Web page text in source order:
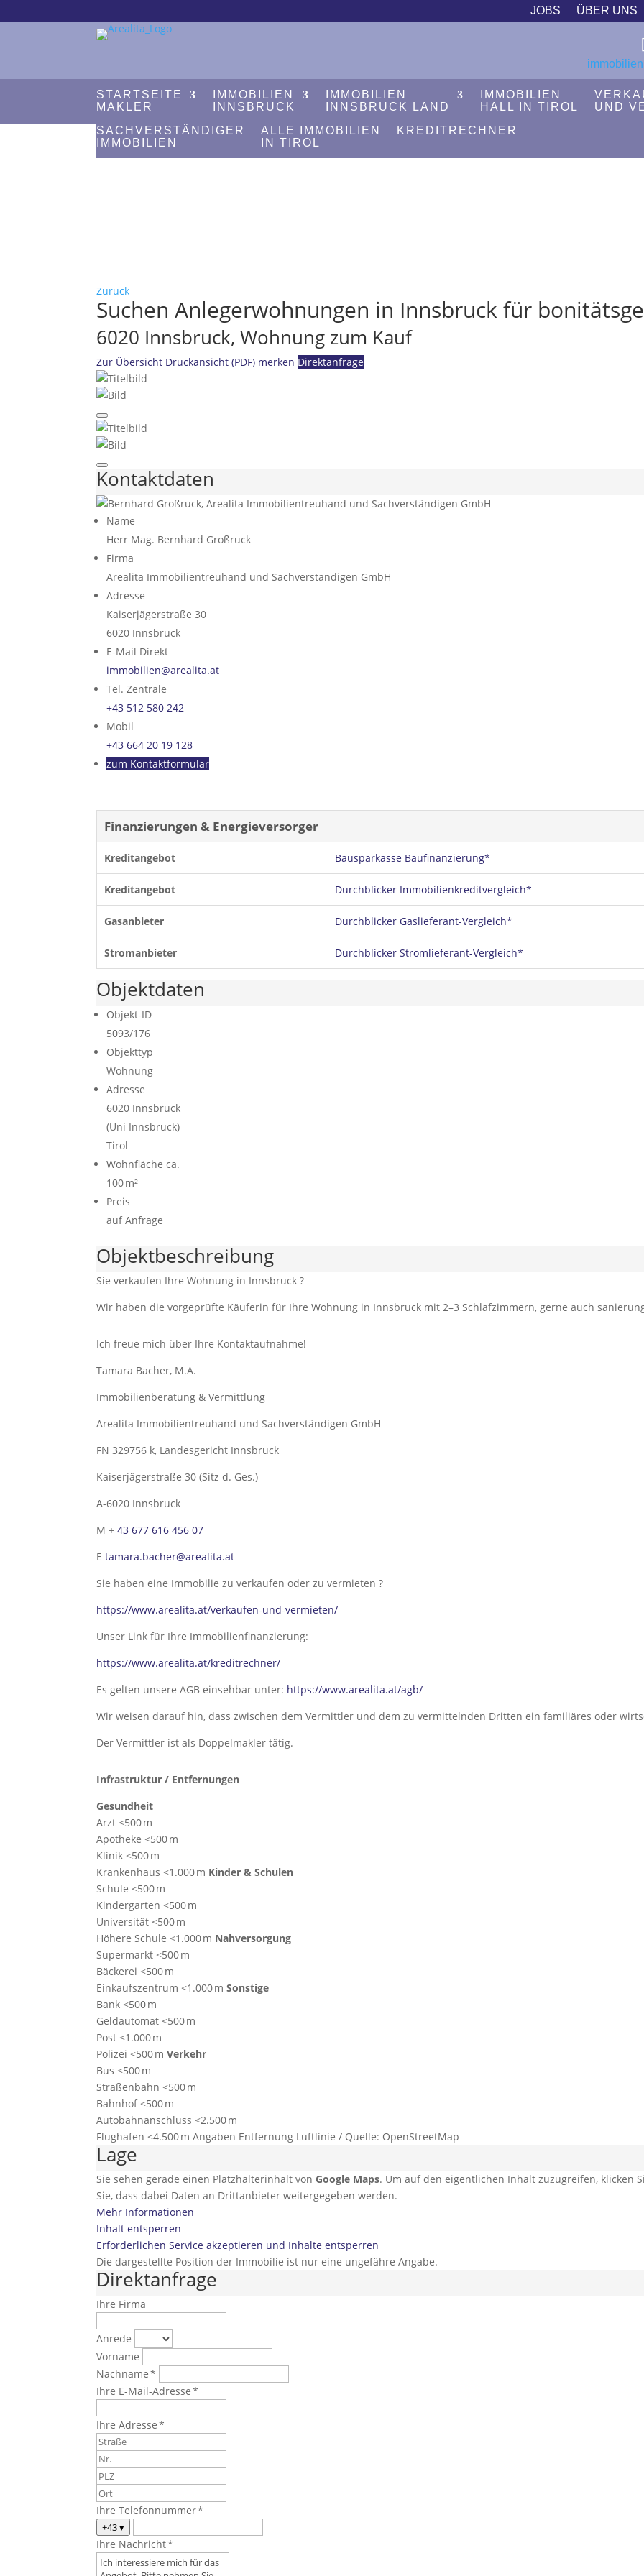
JOBS ÜBER UNS
STARTSEITE
MAKLER
IMMOBILIEN
INNSBRUCK
IMMOBILIEN
INNSBRUCK LAND
IMMOBILIEN
HALL IN TIROL
UND
SACHVERSTÄNDIGER
IMMOBILIEN
ALLE IMMOBILIEN
IN TIROL
KREDITRECHNER
Zurück
Suchen Anlegerwohnungen in Innsbruck für
6020 Innsbruck, Wohnung zum Kauf
Zur Übersicht Druckansicht (PDF) merken Direktanfrage
Kontaktdaten
Name
Herr Mag. Bernhard Großruck
Firma
Arealita Immobilientreuhand und Sachverständigen GmbH
Adresse
Kaiserjägerstraße 30
6020 Innsbruck
E-Mail Direkt
immobilien@arealita.at
Tel. Zentrale
+43 512 580 242
Mobil
+43 664 20 19 128
zum Kontaktformular
Finanzierungen & Energieversorger
Kreditangebot Bausparkasse Baufinanzierung*
Kreditangebot Durchblicker Immobilienkreditvergleich*
Gasanbieter Durchblicker Gaslieferant-Vergleich*
Stromanbieter Durchblicker Stromlieferant-Vergleich*
Objektdaten
Objekt-ID
5093/176
Objekttyp
Wohnung
Adresse
6020 Innsbruck
(Uni Innsbruck)
Tirol
Wohnfläche ca.
100 m²
Preis
auf Anfrage
Objekt­beschreibung
Sie verkaufen Ihre Wohnung in Innsbruck ?
Wir haben die vorgeprüfte Käuferin für Ihre Wohnung in Innsbruck mit 2–3 Schlafzimmern, gerne auch
Ich freue mich über Ihre Kontaktaufnahme!
Tamara Bacher, M.A.
Immobilienberatung & Vermittlung
Arealita Immobilientreuhand und Sachverständigen GmbH
FN 329756 k, Landesgericht Innsbruck
Kaiserjägerstraße 30 (Sitz d. Ges.)
A-6020 Innsbruck
M +43 677 616 456 07
Etamara.bacher@arealita.at
Sie haben eine Immobilie zu verkaufen oder zu vermieten ?
https://www.arealita.at/verkaufen-und-vermieten/
Unser Link für Ihre Immobilienfinanzierung:
https://www.arealita.at/kreditrechner/
Es gelten unsere AGB einsehbar unter: https://www.arealita.at/agb/
Wir weisen darauf hin, dass zwischen dem Vermittler und dem zu vermittelnden Dritten ein familiäres oder
Der Vermittler ist als Doppelmakler tätig.
Infrastruktur / Entfernungen
Gesundheit
Arzt <500 m
Apotheke <500 m
Klinik <500 m
Krankenhaus <1.000 m Kinder & Schulen
Schule <500 m
Kindergarten <500 m
Universität <500 m
Höhere Schule <1.000 m Nahversorgung
Supermarkt <500 m
Bäckerei <500 m
Einkaufszentrum <1.000 mSonstige
Bank <500 m
Geldautomat <500 m
Post <1.000 m
Polizei <500 mVerkehr
Bus <500 m
Straßenbahn <500 m
Bahnhof <500 m
Autobahnanschluss <2.500 m
Flughafen <4.500 m Angaben Entfernung Luftlinie / Quelle: OpenStreetMap
Lage
Sie sehen gerade einen Platzhalterinhalt vonGoogle Maps. Um auf den eigentlichen Inhalt zuzugreifen, klicken
Sie, dass dabei Daten an Drittanbieter weitergegeben werden.
Mehr Informationen
Inhalt entsperren
Erforderlichen Service akzeptieren und Inhalte entsperren
Die dargestellte Position der Immobilie ist nur eine ungefähre Angabe.
Direktanfrage
Ihre Firma
Anrede
Vorname
Nachname *
Ihre E-Mail-Adresse *
Ihre Adresse *
Ihre Telefonnummer *
+43▾
Ihre Nachricht *